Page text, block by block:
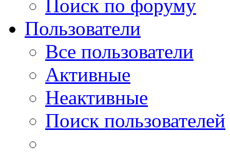
Поиск по форуму
Пользователи
Все пользователи
Активные
Неактивные
Поиск пользователей